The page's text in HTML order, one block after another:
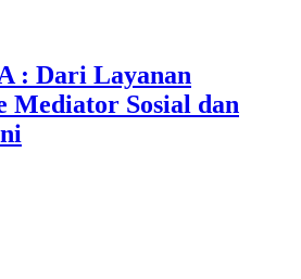
: Dari Layanan
Sosial dan